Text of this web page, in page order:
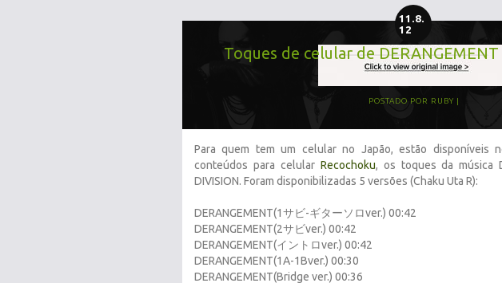
11.8.
12
Toques de celular de
POSTADO POR RUBY
Para quem tem um celular no Japão, estão disponíveis
conteúdos para celular Recochoku, os toques da música
DIVISION. Foram disponibilizadas 5 versões (Chaku Uta R):
DERANGEMENT(1サビ-ギターソロver.) 00:42
DERANGEMENT(2サビver.) 00:42
DERANGEMENT(イントロver.) 00:42
DERANGEMENT(1A-1Bver.) 00:30
DERANGEMENT(Bridge ver.) 00:36